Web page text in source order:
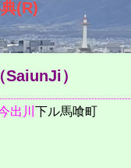
(R)
（SaiunJi）
出川 下ル馬喰町